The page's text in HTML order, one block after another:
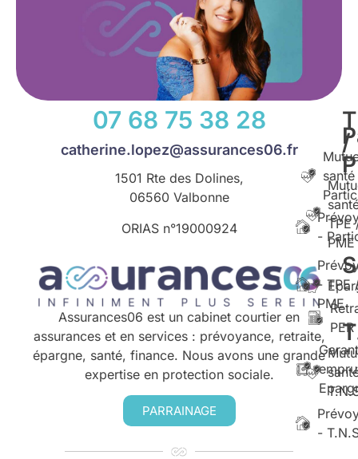
07 68 75 38 28
catherine.lopez@assurances06.fr
1501 Rte des Dolines,
06560 Valbonne
ORIAS n°19000924
Assurances06 est un cabinet courtier en
assurances et en services : prévoyance, retraite,
épargne, santé, finance. Nous avons une grande
expertise en protection sociale.
PARRAINAGE
/
TPE
PME
- TPE
PME
-
-
PER